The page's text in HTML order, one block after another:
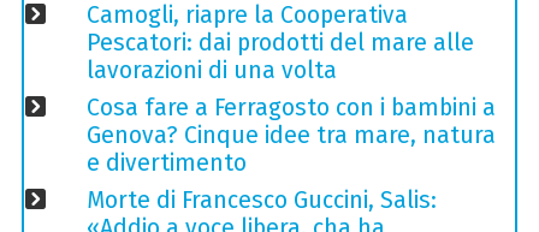
Camogli, riapre la Cooperativa
Pescatori: dai prodotti del mare alle
lavorazioni di una volta
Cosa fare a Ferragosto con i bambini a
Genova? Cinque idee tra mare, natura
e divertimento
Morte di Francesco Guccini, Salis: